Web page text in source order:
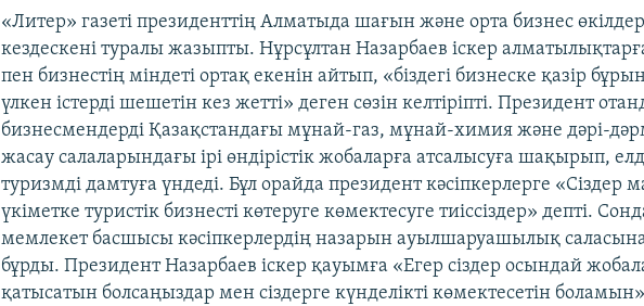
«Литер» газеті президенттің Алматыда шағын және орта бизнес
кездескені туралы жазыпты. Нұрсұлтан Назарбаев іскер
пен бизнестің міндеті ортақ екенін айтып, «біздегі бизнеске қазір
үлкен істерді шешетін кез жетті» деген сөзін келтіріпті. Президент
бизнесмендерді Қазақстандағы мұнай-газ, мұнай-химия және дәрі-
жасау салаларындағы ірі өндірістік жобаларға атсалысуға шақырып,
туризмді дамтуға үндеді. Бұл орайда президент кәсіпкерлерге «Сіздер
үкіметке туристік бизнесті көтеруге көмектесуге тиіссіздер» депті.
мемлекет басшысы кәсіпкерлердің назарын ауылшаруашылық
бұрды. Президент Назарбаев іскер қауымға «Егер сіздер осындай
қатысатын болсаңыздар мен сіздерге күнделікті көмектесетін